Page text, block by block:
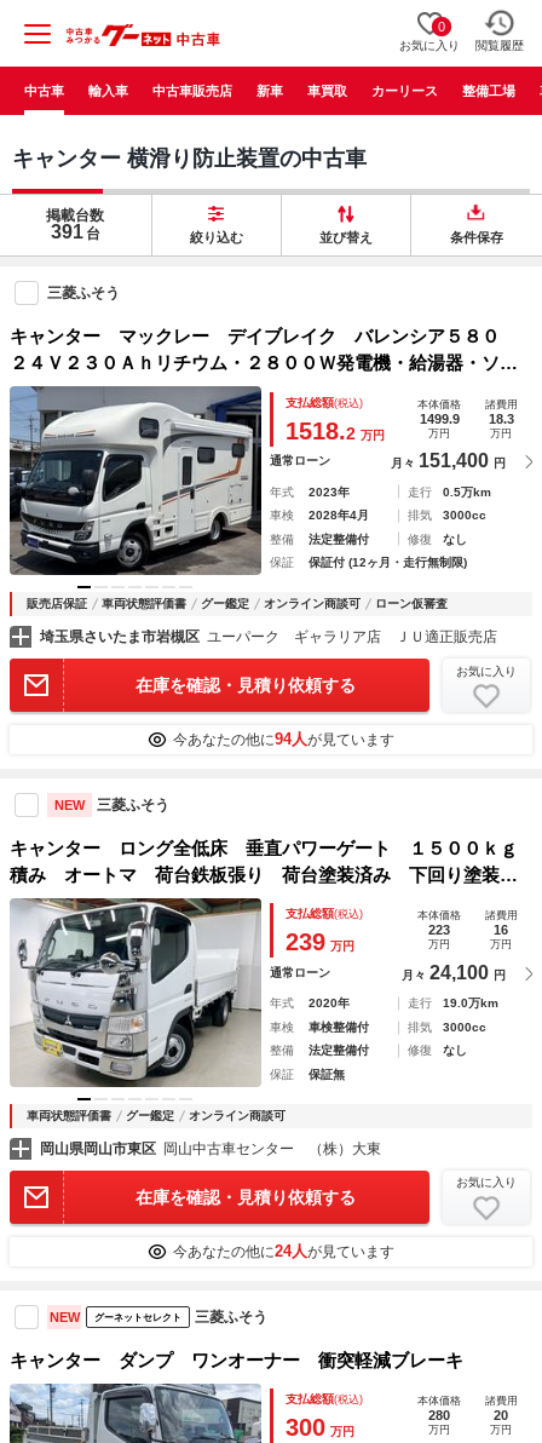
0
お気に入り 閲覧履歴
中古車 輸入車 中古車販売店 新車 車買取 カーリース 整備工場
キャンター 横滑り防止装置の中古車
掲載台数
391 台 絞り込む 並び替え 条件保存
三菱ふそう
キャンター マックレー デイブレイク バレンシア５８０
２４Ｖ２３０Ａｈリチウム・２８００Ｗ発電機・給湯器・ソー
ラーパネル・床暖房・ルーフエアコン・２０００Ｗインバータ
ー・マルチルーム・トイレ・温水シャワー・後席ＴＶ・冷蔵庫
支払総額(税込)
1518.2 万円
本体価格
1499.9
万円
諸費用
18.3
万円
通常ローン 月々 151,400 円
年式 2023年 走行
0.5万km
車検
2028年4月 排気
3000cc
整備
法定整備付 修復
なし
保証
保証付 (12ヶ月・走行無制限)
販売店保証 車両状態評価書 グー鑑定 オンライン商談可 ローン仮審査
埼玉県さいたま市岩槻区 ユーパーク ギャラリア店 ＪＵ適正販売店
在庫を確認・見積り依頼する
お気に入り
今あなたの他に94人が見ています
NEW 三菱ふそう
キャンター ロング全低床 垂直パワーゲート １５００ｋｇ
積み オートマ 荷台鉄板張り 荷台塗装済み 下回り塗装済
み 衝突被害軽減装置 メッキパーツ ナビ フルセグ Ｂｌ
ｕｅｔｏｏｔｈ ＥＴＣ 電動格納ミラー パワーウィンドウ
支払総額(税込)
239 万円
本体価格
223
万円
諸費用
16
万円
通常ローン 月々 24,100 円
年式 2020年 走行
19.0万km
車検
車検整備付 排気
3000cc
整備
法定整備付 修復
なし
保証
保証無
車両状態評価書 グー鑑定 オンライン商談可
岡山県岡山市東区 岡山中古車センター （株）大東
在庫を確認・見積り依頼する
お気に入り
今あなたの他に24人が見ています
NEW グーネットセレクト 三菱ふそう
キャンター ダンプ ワンオーナー 衝突軽減ブレーキ
支払総額(税込)
300 万円
本体価格
280
万円
諸費用
20
万円